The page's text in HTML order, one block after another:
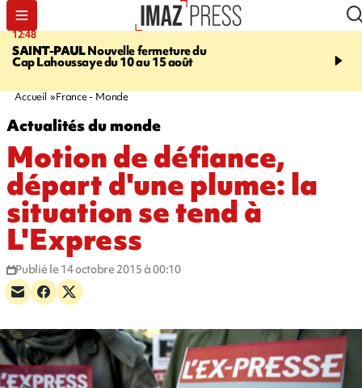
12:48
SAINT-PAULNouvelle fermeture du
Cap Lahoussaye du 10 au 15 août
14:23
massif de migrants, la
Accueil France - Monde
Actualités du monde
Motion de défiance,
départ d'une plume: la
situation se tend à
L'Express
Publié le 14 octobre 2015 à 00:10